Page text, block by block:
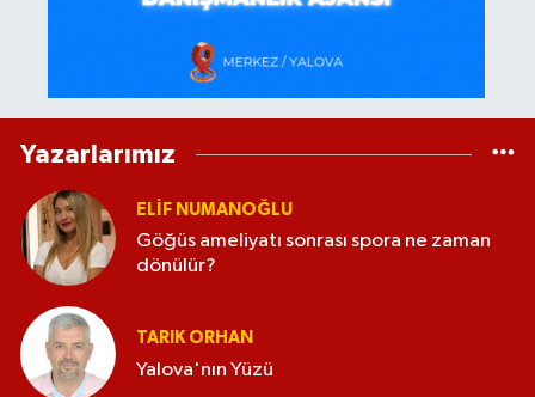
Yazarlarımız
ELİF NUMANOĞLU
Göğüs ameliyatı sonrası spora ne zaman
dönülür?
TARIK ORHAN
Yalova'nın Yüzü